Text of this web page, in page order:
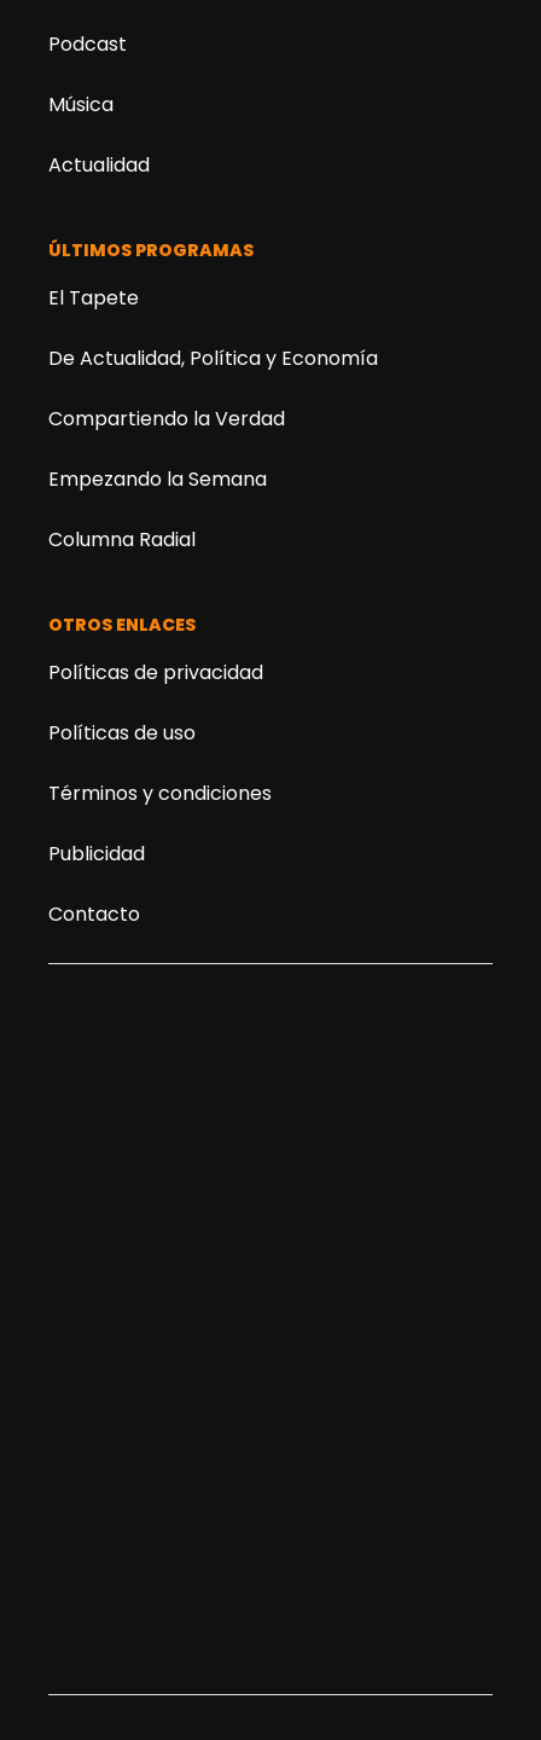
Podcast
Música
Actualidad
ÚLTIMOS PROGRAMAS
El Tapete
De Actualidad, Política y Economía
Compartiendo la Verdad
Empezando la Semana
Columna Radial
OTROS ENLACES
Políticas de privacidad
Políticas de uso
Términos y condiciones
Publicidad
Contacto